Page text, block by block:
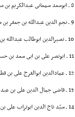
8 ـ ابوسعد سمعانى عبدالکریم بن محمّد بن منصور مروزى، صاحب کتاب
9 ـ نجم الدین عبدالله بن جعفر بن محمّد بن موسى بن جعفر دوریستى.
10 ـ نصیرالدین ابوطالب عبدالله بن حمزة بن عبدالله بن حمزة بن الحسن بن على شارحى طوسى.
11 ـ ابونصر على بن ابى سعد بن حسن بن ابى سعد طبیب.
12 ـ عمادالدین ابوالفرج على بن قطب الدین سعید بن هبة الله راوندى.
13 ـ قاضى جمال الدین على بن عبدالجبار بن محمّد طوسى.
14 ـ سیّد تاج الدین ابوتراب على بن عبدالله بن على بن عبدالله بن احمد حمزه جعفرى زینى قزوینى.